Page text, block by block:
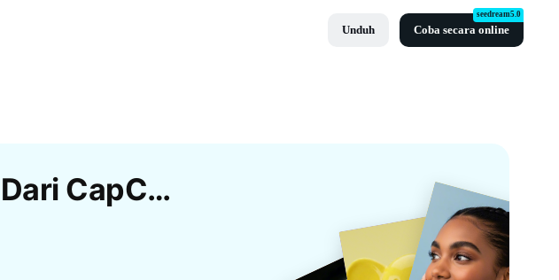
Unduh Coba secara online
seedream5.0
Template Perjalanan Naik Motor Gratis Dari CapCut